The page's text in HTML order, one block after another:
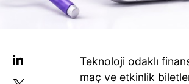
Teknoloji odaklı
maç ve etkinlik